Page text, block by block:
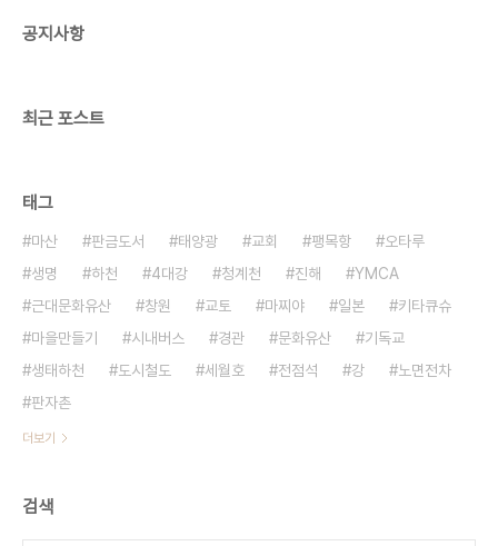
에 대한 갈증이 만들어 낸 방식이었다. 김지하가 지은
공지사항
최근 포스트
태그
마산 판금도서 태양광 교회 팽목항
오타루
생명
하천 4대강 청계천 진해
YMCA
근대문화유산
창원 교토 마찌야 일본
키타큐슈
마을만들기
시내버스 경관 문화유산
기독교
생태하천
도시철도 세월호 전점석 강
노면전차
판자촌
더보기
검색